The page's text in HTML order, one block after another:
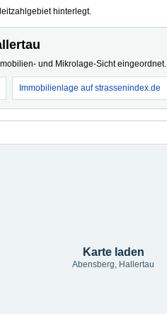
hinterlegt.
und Mikrolage-Sicht eingeordnet.
Immobilienlage auf strassenindex.de
Karte laden
Abensberg, Hallertau